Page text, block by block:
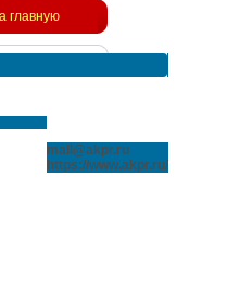
главную
mail@akpr.ru
https://www.akpr.ru/